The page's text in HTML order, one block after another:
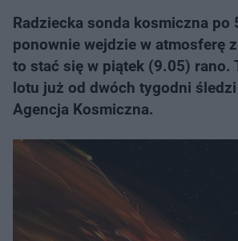
Radziecka sonda kosmiczna po
ponownie wejdzie w atmosferę
to stać się w piątek (9.05) rano.
lotu już od dwóch tygodni
Agencja Kosmiczna.